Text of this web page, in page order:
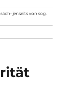
jenseits von sog.